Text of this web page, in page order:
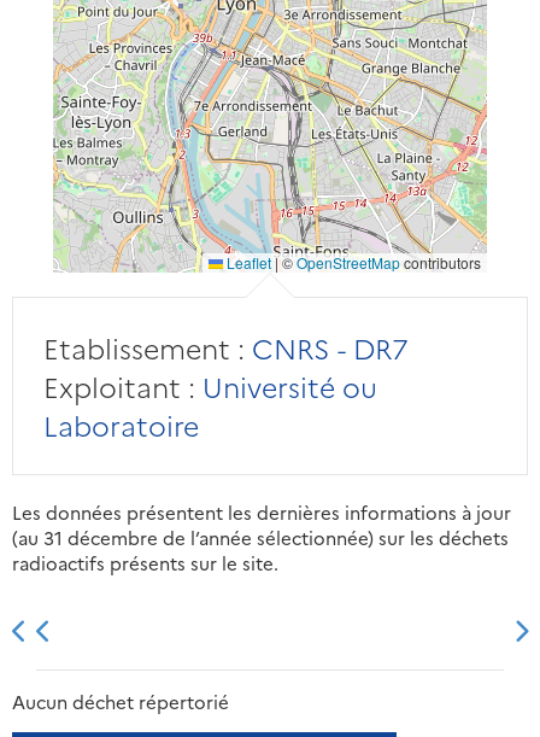
Leaflet|©OpenStreetMapcontributors
Etablissement : CNRS - DR7
Exploitant : Université ou
Laboratoire
Les données présentent les dernières informations à jour
(au 31 décembre de l’année sélectionnée) sur les déchets
radioactifs présents sur le site.
2013 2014
Aucun déchet répertorié